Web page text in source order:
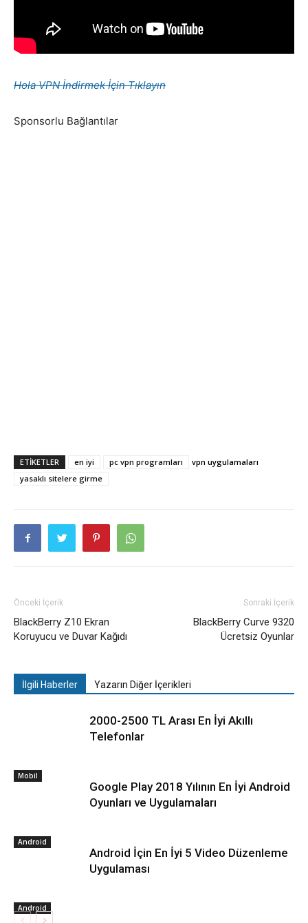
Hola VPN İndirmek İçin Tıklayın
Sponsorlu Bağlantılar
ETIKETLER en iyi pc vpn programları
vpn uygulamaları
yasaklı sitelere girme
Önceki İçerik
BlackBerry Z10 Ekran
Koruyucu ve Duvar Kağıdı
Sonraki İçerik
BlackBerry Curve 9320
Ücretsiz Oyunlar
İlgili Haberler Yazarın Diğer İçerikleri
Mobil
2000-2500 TL Arası En İyi Akıllı
Telefonlar
Android
Google Play 2018 Yılının En İyi Android
Oyunları ve Uygulamaları
Android
Android İçin En İyi 5 Video Düzenleme
Uygulaması